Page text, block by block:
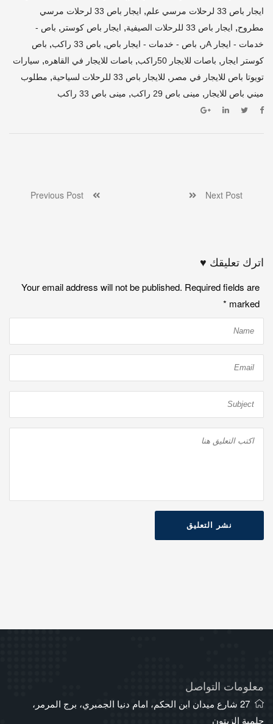
ايجار باص 33 لرحلات مرسي علم ,
ايجار باص 33 لرحلات مرسي
مطروح, ايجار باص 33 للرحلات الصيفية , ايجار باص كوستر , باص -
خدمات - ايجار Aر
, باص - خدمات - ايجار باص, باص 33 راكب , باص
كوستر ايجار , باصات للايجار 50راكب , باصات للايجار في القاهره, سيارات
تويوتا باص للايجار في مصر , للايجار باص 33 للرحلات لسياحية , مطلوب
ميني باص للايجار , مينى باص 29 راكب , مينى باص 33 راكب
Next Post
اترك تعليقك ♥
Your email address will not be published. Required fields are
marked
*
نشر التعليق
معلومات التواصل
27 شارع ميدان ابن الحكم، امام دنيا الجمبري، برج المرمر،
حلمية الزيتون